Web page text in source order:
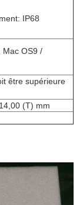
IP68
Mac OS9 /
être supérieure
(T) mm